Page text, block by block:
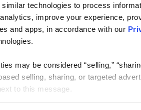
technologies to process
improve your experience,
and apps, in accordance with our
may be considered “selling,”
selling, sharing, or targeted
to this message.